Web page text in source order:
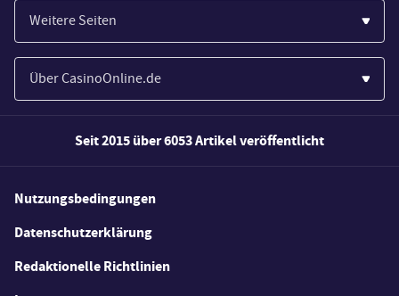
Casinos
Wirtschaft
Spiele
Weitere Seiten
Paypal Casinos
Novoline Casinos
Merkur Casinos
Casino Testberichte
Casino Bonus Angebote
Kostenlose Spiele
Über CasinoOnline.de
Wie wir bewerten
FAQs
Seit 2015 über 6053 Artikel veröffentlicht
Nutzungsbedingungen
Datenschutzerklärung
Redaktionelle Richtlinien